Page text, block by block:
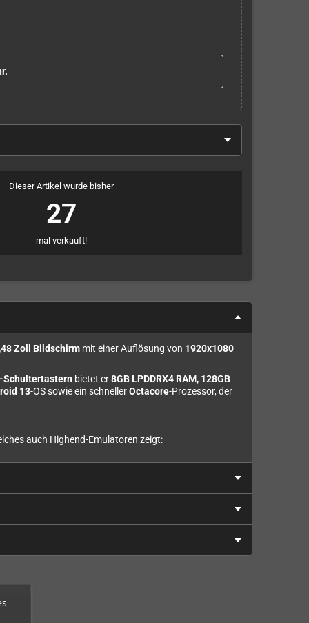
Dieser Artikel wurde bisher
27
mal verkauft!
Zoll Bildschirm mit einer Auflösung von 1920x1080
Schultertastern bietet er8GB LPDDRX4 RAM, 128GB
13-OS sowie ein schnellerOctacore-Prozessor, der
auch Highend-Emulatoren zeigt: